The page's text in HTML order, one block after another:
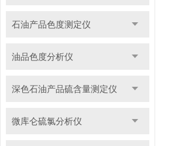
石油产品色度测定仪
油品色度分析仪
深色石油产品硫含量测定仪
微库仑硫氯分析仪